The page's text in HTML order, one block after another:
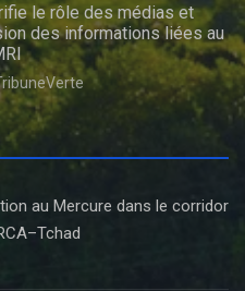
le rôle des médias et
des informations liées au
au Mercure dans le corridor